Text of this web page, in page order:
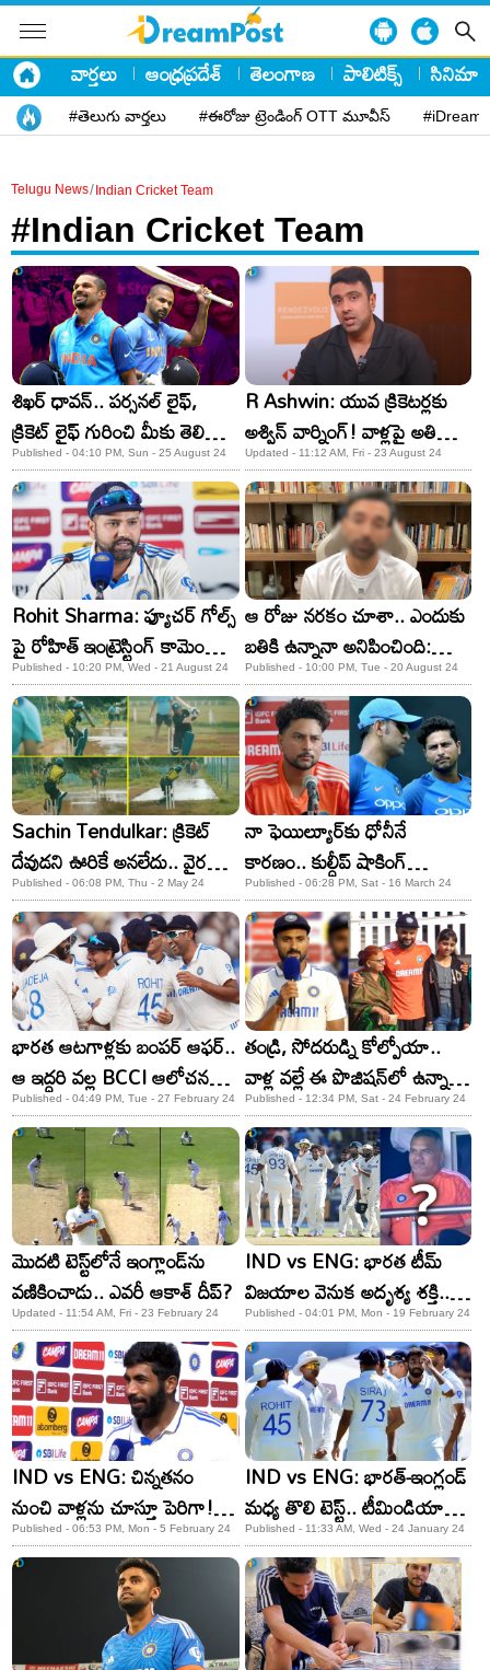
వార్తలు ఆంధ్రప్రదేశ్ తెలంగాణ పాలిటిక్స్ సినిమా
#తెలుగు వార్తలు #ఈరోజు ట్రెండింగ్ OTT మూవీస్
Telugu News/ Indian Cricket Team
#Indian Cricket Team
శిఖర్‌ ధావన్‌.. పర్సనల్‌ లైఫ్‌,
క్రికెట్‌ లైఫ్‌ గురించి మీకు తెలియని
నిజాలు!
Published - 04:10 PM, Sun - 25 August 24
R Ashwin: యువ క్రికెటర్లకు
అశ్విన్ వార్నింగ్! వాళ్లపై అతిగా
ఆధారపడొద్దంటూ..
Updated - 11:12 AM, Fri - 23 August 24
Rohit Sharma: ఫ్యూచర్​ గోల్స్​
పై రోహిత్ ఇంట్రెస్టింగ్ కామెంట్స్!
ఏమన్నాడంటే?
Published - 10:20 PM, Wed - 21 August 24
ఆ రోజు నరకం చూశా.. ఎందుకు
బతికి ఉన్నానా అనిపించింది:
మాజీ క్రికెటర్
Published - 10:00 PM, Tue - 20 August 24
Sachin Tendulkar: క్రికెట్
దేవుడని ఊరికే అనలేదు.. వైరల్​గా
మారిన సచిన్ ప్రాక్టీస్ వీడియో!
Published - 06:08 PM, Thu - 2 May 24
నా ఫెయిల్యూర్​కు ధోనీనే
కారణం.. కుల్దీప్ షాకింగ్
కామెంట్స్!
Published - 06:28 PM, Sat - 16 March 24
భారత ఆటగాళ్లకు​ బంపర్ ఆఫర్..
ఆ ఇద్దరి వల్ల BCCI ఆలోచనల్లో
మార్పు!
Published - 04:49 PM, Tue - 27 February 24
తండ్రి, సోదరుడ్ని కోల్పోయా..
వాళ్ల వల్లే ఈ పొజిషన్​లో ఉన్నా:
ఆకాశ్ దీప్
Published - 12:34 PM, Sat - 24 February 24
మొదటి టెస్ట్​లోనే ఇంగ్లాండ్​ను
వణికించాడు.. ఎవరీ ఆకాశ్ దీప్?
Updated - 11:54 AM, Fri - 23 February 24
IND vs ENG: భారత టీమ్
విజయాల వెనుక అదృశ్య శక్తి..
ఈ వ్యక్తి గురించి తెలుసా?
Published - 04:01 PM, Mon - 19 February 24
IND vs ENG: చిన్నతనం
నుంచి వాళ్లను చూస్తూ పెరిగా!
బుమ్రా ఎమోషనల్‌ స్టేట్‌మెంట్‌
Published - 06:53 PM, Mon - 5 February 24
IND vs ENG: భారత్​-ఇంగ్లండ్
మధ్య తొలి టెస్ట్.. టీమిండియా
ప్లేయింగ్ ఎలెవన్ ఇదే..!
Published - 11:33 AM, Wed - 24 January 24